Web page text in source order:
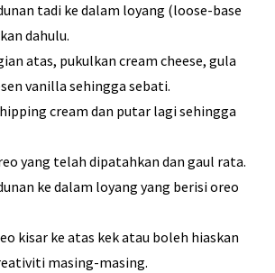
tadi ke dalam loyang (loose-base
dahulu.
atas, pukulkan cream cheese, gula
vanilla sehingga sebati.
cream dan putar lagi sehingga
yang telah dipatahkan dan gaul rata.
ke dalam loyang yang berisi oreo
kisar ke atas kek atau boleh hiaskan
masing-masing.